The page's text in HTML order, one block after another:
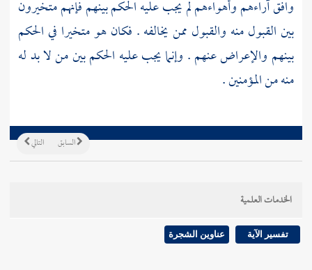
وافق آراءهم وأهواءهم لم يجب عليه الحكم بينهم فإنهم متخيرون
بين القبول منه والقبول ممن يخالفه . فكان هو متخيرا في الحكم
بينهم والإعراض عنهم . وإنما يجب عليه الحكم بين من لا بد له
منه من المؤمنين .
التالي السابق
الخدمات العلمية
تفسير الآية عناوين الشجرة